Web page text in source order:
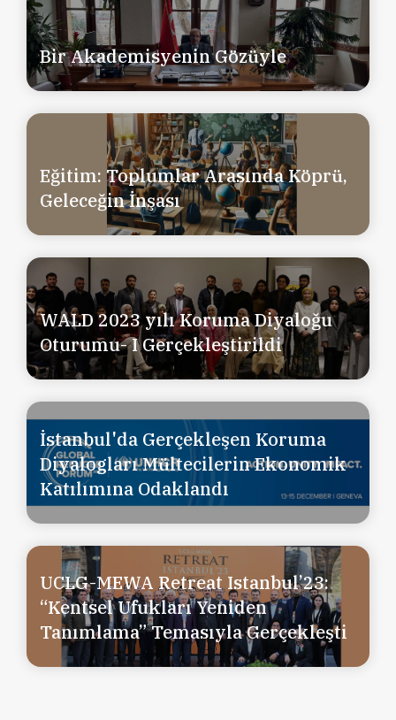
Bir Akademisyenin Gözüyle
Eğitim: Toplumlar Arasında Köprü,
Geleceğin İnşası
WALD 2023 yılı Koruma Diyaloğu
Oturumu- I Gerçekleştirildi
İstanbul'da Gerçekleşen Koruma
Diyalogları Mültecilerin Ekonomik
Katılımına Odaklandı
UCLG-MEWA Retreat Istanbul’23:
“Kentsel Ufukları Yeniden
Tanımlama” Temasıyla Gerçekleşti